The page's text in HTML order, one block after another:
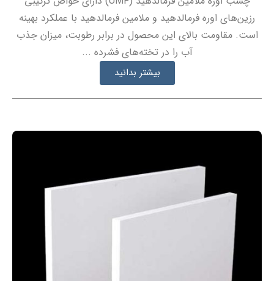
رزین‌های اوره فرمالدهید و ملامین فرمالدهید با عملکرد بهینه
است. مقاومت بالای این محصول در برابر رطوبت، میزان جذب
آب را در تخته‌های فشرده ...
بیشتر بدانید